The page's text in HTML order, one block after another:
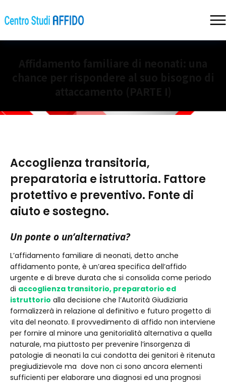
Accoglienza transitoria,
preparatoria e istruttoria. Fattore
protettivo e preventivo. Fonte di
aiuto e sostegno.
Un ponte o un’alternativa?
L’affidamento familiare di neonati, detto anche
affidamento ponte, è un’area specifica dell’affido
urgente e di breve durata che si consolida come periodo
di accoglienza transitorio, preparatorio ed
istruttorio alla decisione che l’Autorità Giudiziaria
formalizzerà in relazione al definitivo e futuro progetto di
vita del neonato. Il provvedimento di affido non interviene
per fornire al minore una genitorialità alternativa a quella
naturale, ma piuttosto per prevenire l’insorgenza di
patologie di neonati la cui condotta dei genitori è ritenuta
pregiudizievole ma dove non ci sono ancora elementi
sufficienti per elaborare una diagnosi ed una prognosi